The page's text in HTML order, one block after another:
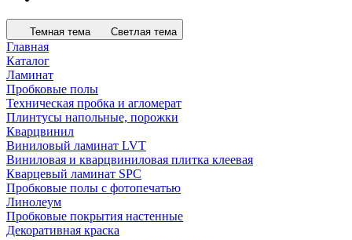
Темная тема Светлая тема
Главная
Каталог
Ламинат
Пробковые полы
Техническая пробка и агломерат
Плинтусы напольные, порожки
Кварцвинил
Виниловый ламинат LVT
Виниловая и кварцвиниловая плитка клеевая
Кварцевый ламинат SPC
Пробковые полы с фотопечатью
Линолеум
Пробковые покрытия настенные
Декоративная краска